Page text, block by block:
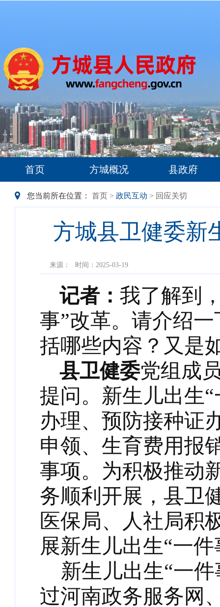
首页 方城概况 县政府
您当前所在位置： 首页 > 政民互动 > 回应关切
方城县卫健委新
来源： 时间：2025-03-19
记者： 我了解到
事”改革。请介绍
括哪些内容？又是
县卫健委党组成
提问。新生儿出生
办理、预防接种证
申领、生育费用报
事项。为积极推动
务顺利开展，县卫
医保局、人社局积
展新生儿出生“一
新生儿出生“一
过河南政务服务网